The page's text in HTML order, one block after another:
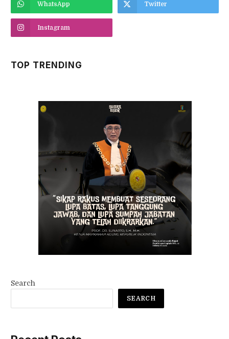
WhatsApp Twitter
Instagram
TOP TRENDING
Search
SEARCH